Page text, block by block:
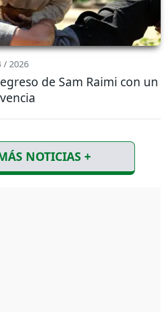
/ 2026
de Sam Raimi con un
NOTICIAS +